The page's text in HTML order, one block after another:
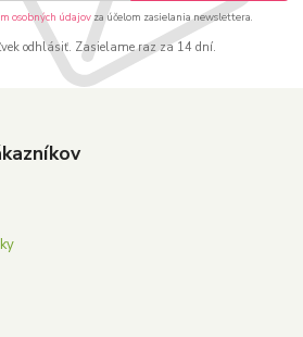
osobných údajovza účelom zasielania newslettera.
odhlásiť. Zasielame raz za 14 dní.